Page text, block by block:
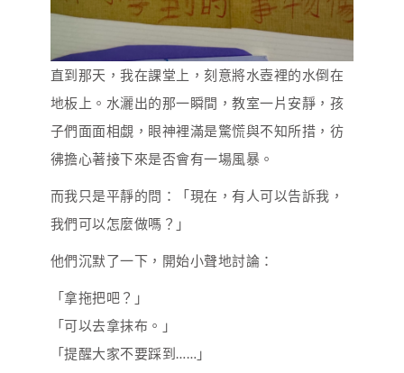
直到那天，我在課堂上，刻意將水壺裡的水倒在
地板上。水灑出的那一瞬間，教室一片安靜，孩
子們面面相覷，眼神裡滿是驚慌與不知所措，彷
彿擔心著接下來是否會有一場風暴。
而我只是平靜的問：「現在，有人可以告訴我，
我們可以怎麼做嗎？」
他們沉默了一下，開始小聲地討論：
「拿拖把吧？」
「可以去拿抹布。」
「提醒大家不要踩到……」